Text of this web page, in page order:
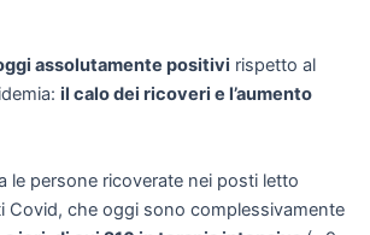
assolutamente positivi rispetto al
il calo dei ricoveri e l’aumento
le persone ricoverate nei posti letto
Covid, che oggi sono complessivamente